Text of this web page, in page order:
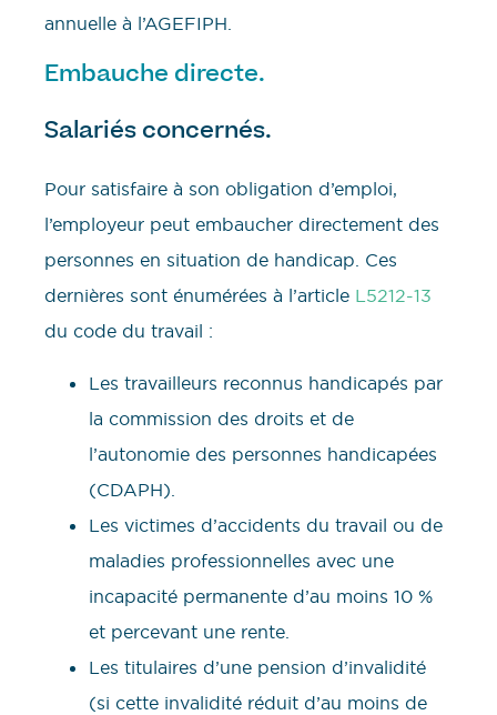
annuelle à l’AGEFIPH.
Embauche directe.
Salariés concernés.
Pour satisfaire à son obligation d’emploi,
l’employeur peut embaucher directement des
personnes en situation de handicap. Ces
dernières sont énumérées à l’article L5212-13
du code du travail :
Les travailleurs reconnus handicapés par
la commission des droits et de
l’autonomie des personnes handicapées
(CDAPH).
Les victimes d’accidents du travail ou de
maladies professionnelles avec une
incapacité permanente d’au moins 10 %
et percevant une rente.
Les titulaires d’une pension d’invalidité
(si cette invalidité réduit d’au moins de